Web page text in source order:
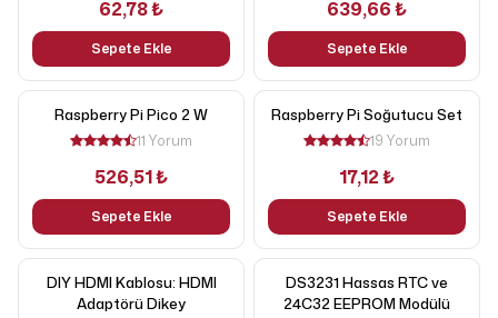
62,78 ₺
Sepete Ekle
639,66 ₺
Sepete Ekle
Raspberry Pi Pico 2 W
11 Yorum
526,51 ₺
Sepete Ekle
Raspberry Pi Soğutucu Set
19 Yorum
17,12 ₺
Sepete Ekle
DIY HDMI Kablosu: HDMI
Adaptörü Dikey
DS3231 Hassas RTC ve
24C32 EEPROM Modülü